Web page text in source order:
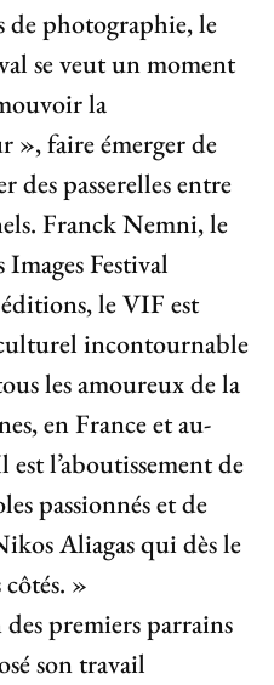
de photographie, le
se veut un moment
la
», faire émerger de
des passerelles entre
Franck Nemni, le
Festival
le VIF est
incontournable
les amoureux de la
en France et au-
l’aboutissement de
passionnés et de
Aliagas qui dès le
»
premiers parrains
son travail